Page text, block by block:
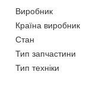
Виробник
Країна виробник
Стан
Тип запчастини
Тип техніки